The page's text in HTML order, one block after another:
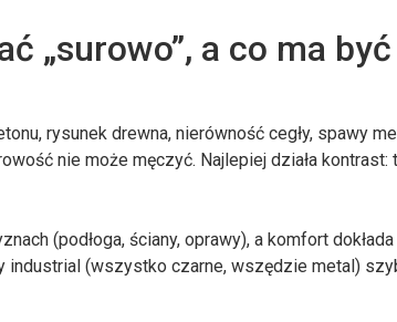
„surowo”, a co ma być
rysunek drewna, nierówność cegły, spawy
nie może męczyć. Najlepiej działa kontrast:
(podłoga, ściany, oprawy), a komfort
(wszystko czarne, wszędzie metal)